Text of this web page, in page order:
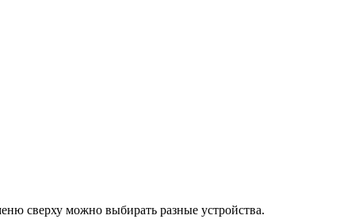
сверху можно выбирать разные устройства.